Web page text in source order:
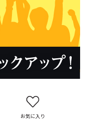
お気に入り